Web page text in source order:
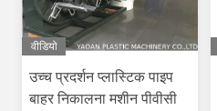
वीडियो
उच्च प्रदर्शन प्लास्टिक पाइप
बाहर निकालना मशीन पीवीसी